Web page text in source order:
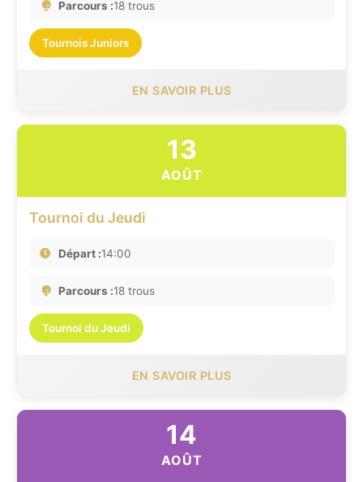
Parcours :18 trous
Tournois Juniors
EN SAVOIR PLUS
13
AOÛT
Tournoi du Jeudi
Départ :14:00
Parcours :18 trous
Tournoi du Jeudi
EN SAVOIR PLUS
14
AOÛT